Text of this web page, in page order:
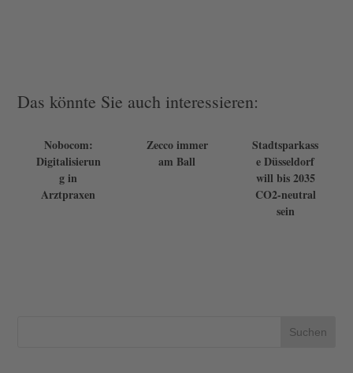
Das könnte Sie auch interessieren:
Nobocom:
Digitalisierun
g in
Arztpraxen
Zecco immer
am Ball
Stadtsparkass
e Düsseldorf
will bis 2035
CO2-neutral
sein
Suchen